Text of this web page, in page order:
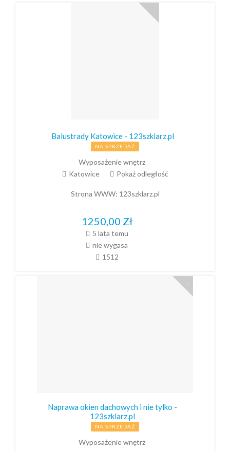
Balustrady Katowice - 123szklarz.pl
NA SPRZEDAŻ
Wyposażenie wnętrz
Katowice
Pokaż odległość
Strona WWW: 123szklarz.pl
1250,00 Zł
5 lata temu
nie wygasa
1512
Naprawa okien dachowych i nie tylko -
123szklarz.pl
NA SPRZEDAŻ
Wyposażenie wnętrz